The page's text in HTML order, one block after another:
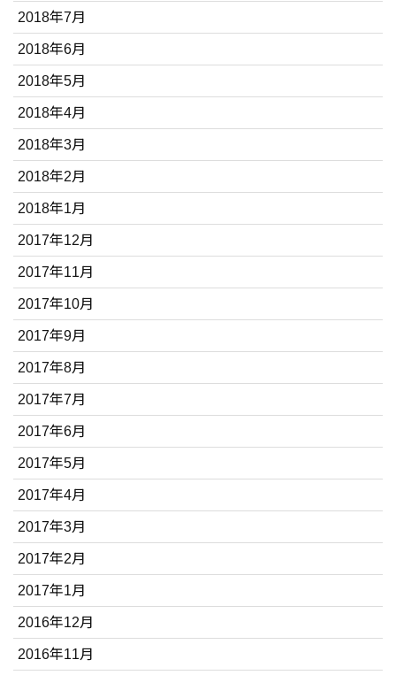
2018年7月
2018年6月
2018年5月
2018年4月
2018年3月
2018年2月
2018年1月
2017年12月
2017年11月
2017年10月
2017年9月
2017年8月
2017年7月
2017年6月
2017年5月
2017年4月
2017年3月
2017年2月
2017年1月
2016年12月
2016年11月